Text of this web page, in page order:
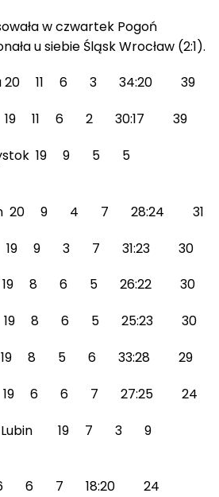
w czwartek Pogoń
u siebie Śląsk Wrocław (2:1).
20 11 6 3 34:20 39
19 11 6 2 30:17 39
19 9 5 5
20 9 4 7 28:24 31
19 9 3 7 31:23 30
19 8 6 5 26:22 30
19 8 6 5 25:23 30
19 8 5 6 33:28 29
19 6 6 7 27:25 24
Lubin 19 7 3 9
6 6 7 18:20 24